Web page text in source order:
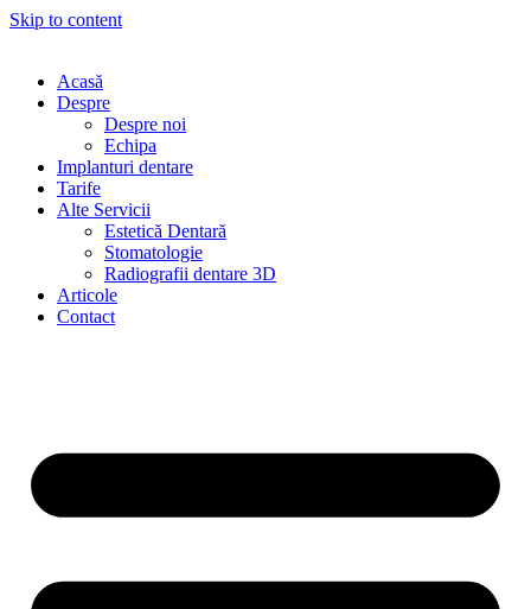
Skip to content
Acasă
Despre
Despre noi
Echipa
Implanturi dentare
Tarife
Alte Servicii
Estetică Dentară
Stomatologie
Radiografii dentare 3D
Articole
Contact